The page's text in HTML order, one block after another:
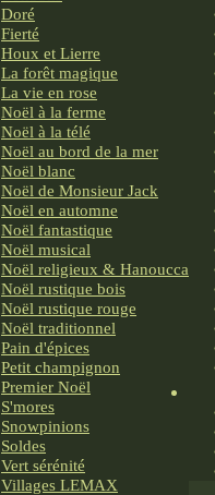
Doré
Fierté
Houx et Lierre
La forêt magique
La vie en rose
Noël à la ferme
Noël à la télé
Noël au bord de la mer
Noël blanc
Noël de Monsieur Jack
Noël en automne
Noël fantastique
Noël musical
Noël religieux & Hanoucca
Noël rustique bois
Noël rustique rouge
Noël traditionnel
Pain d'épices
Petit champignon
Premier Noël
S'mores
Snowpinions
Soldes
Vert sérénité
Villages LEMAX